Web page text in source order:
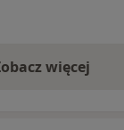
więcej
opinie